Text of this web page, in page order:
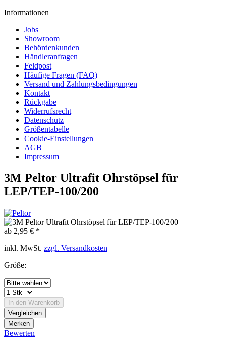
Informationen
Jobs
Showroom
Behördenkunden
Händleranfragen
Feldpost
Häufige Fragen (FAQ)
Versand und Zahlungsbedingungen
Kontakt
Rückgabe
Widerrufsrecht
Datenschutz
Größentabelle
Cookie-Einstellungen
AGB
Impressum
3M Peltor Ultrafit Ohrstöpsel für
LEP/TEP-100/200
ab 2,95 € *
inkl. MwSt. zzgl. Versandkosten
Größe:
In den Warenkorb
Vergleichen
Merken
Bewerten